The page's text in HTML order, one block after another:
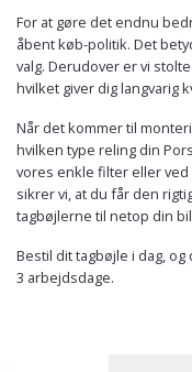
For at gøre det endnu
åbent køb-politik. Det
valg. Derudover er vi
hvilket giver dig langvarig
Når det kommer til
hvilken type reling din
vores enkle filter eller
sikrer vi, at du får den
tagbøjlerne til netop din
Bestil dit tagbøjle i dag,
3 arbejdsdage.